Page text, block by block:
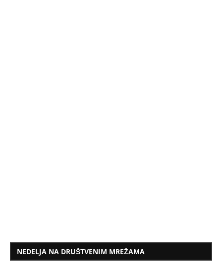
NEDELJA NA DRUŠTVENIM MREŽAMA